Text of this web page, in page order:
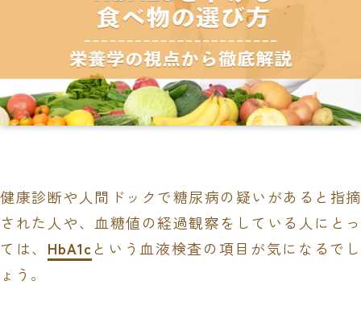
健康診断や人間ドックで糖尿病の疑いがあると指摘
された人や、血糖値の経過観察をしている人にとっ
ては、 HbA1cという血液検査の項目が気になるでし
ょう。